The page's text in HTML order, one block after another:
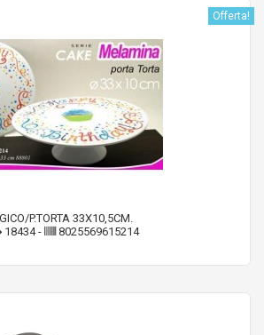
Offerta!
GICO/P.TORTA 33X10,5CM.
18434- 8025569615214